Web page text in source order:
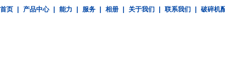
首页 产品中心| 能力 服务 相册 关于我们 联系我们 破碎机